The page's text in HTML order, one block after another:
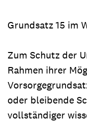
Grundsatz 15 im
Zum Schutz der
Rahmen ihrer
oder bleibende
vollständiger